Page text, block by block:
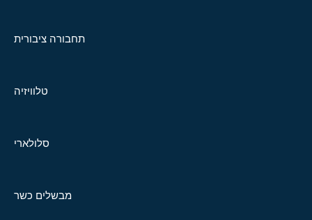
תחבורה ציבורית
טלוויזיה
סלולארי
מבשלים כשר